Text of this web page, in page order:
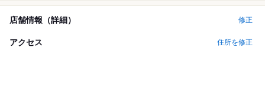
店舗情報（詳細） 修正
アクセス 住所を修正